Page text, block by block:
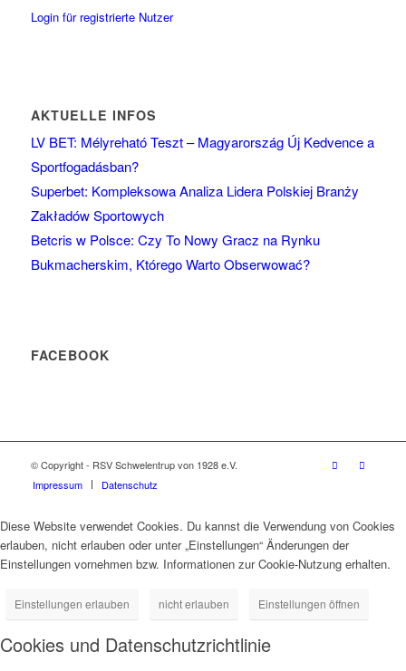
Login für registrierte Nutzer
AKTUELLE INFOS
LV BET: Mélyreható Teszt – Magyarország Új Kedvence a
Sportfogadásban?
Superbet: Kompleksowa Analiza Lidera Polskiej Branży
Zakładów Sportowych
Betcris w Polsce: Czy To Nowy Gracz na Rynku
Bukmacherskim, Którego Warto Obserwować?
FACEBOOK
© Copyright - RSV Schwelentrup von 1928 e.V.
Impressum
Datenschutz
Diese Website verwendet Cookies. Du kannst die Verwendung von Cookies
erlauben, nicht erlauben oder unter „Einstellungen“ Änderungen der
Einstellungen vornehmen bzw. Informationen zur Cookie-Nutzung erhalten.
Einstellungen erlauben nicht erlauben Einstellungen öffnen
Cookies und Datenschutzrichtlinie